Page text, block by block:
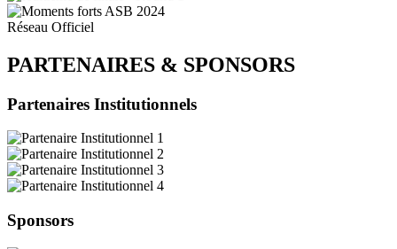
Réseau Officiel
PARTENAIRES & SPONSORS
Partenaires Institutionnels
Sponsors